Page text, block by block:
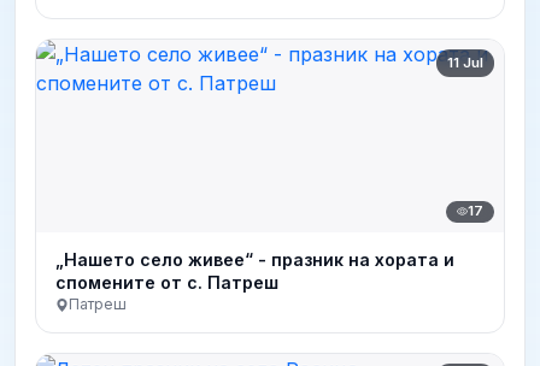
11 Jul
17
„Нашето село живее“ - празник на хората и
спомените от с. Патреш
Патреш